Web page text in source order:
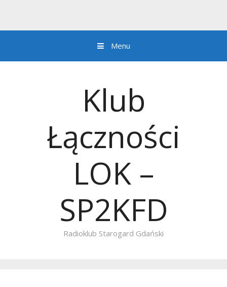
Menu
Klub
Łączności
LOK –
SP2KFD
Radioklub Starogard Gdański